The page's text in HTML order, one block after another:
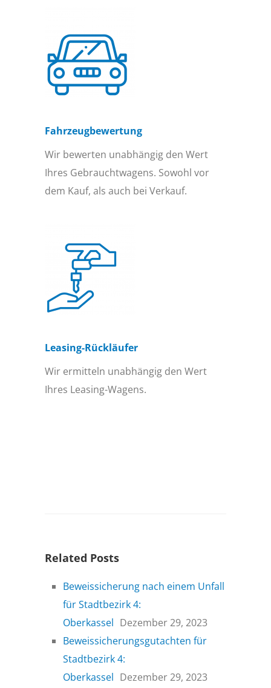
Fahrzeugbewertung
Wir bewerten unabhängig den Wert
Ihres Gebrauchtwagens. Sowohl vor
dem Kauf, als auch bei Verkauf.
Leasing-Rückläufer
Wir ermitteln unabhängig den Wert
Ihres Leasing-Wagens.
Related Posts
Beweissicherung nach einem Unfall
für Stadtbezirk 4:
Oberkassel Dezember 29, 2023
Beweissicherungsgutachten für
Stadtbezirk 4:
Oberkassel Dezember 29, 2023